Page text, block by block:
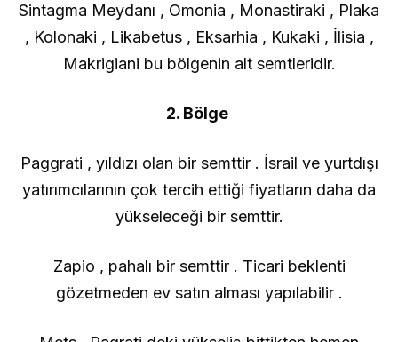
Sintagma Meydanı , Omonia , Monastiraki , Plaka
, Kolonaki , Likabetus , Eksarhia , Kukaki , İlisia ,
Makrigiani bu bölgenin alt semtleridir.
2. Bölge
Paggrati , yıldızı olan bir semttir . İsrail ve yurtdışı
yatırımcılarının çok tercih ettiği fiyatların daha da
yükseleceği bir semttir.
Zapio , pahalı bir semttir . Ticari beklenti
gözetmeden ev satın alması yapılabilir .